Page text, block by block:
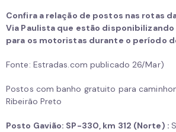
Confira a relação de postos nas rotas
Via Paulista que estão disponibilizando
para os motoristas durante o período
Fonte: Estradas.com publicado 26/Mar)
Postos com banho gratuito para
Ribeirão Preto
Posto Gavião: SP-330, km 312 (Norte) :